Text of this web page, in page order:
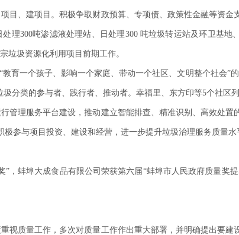
目、建项目。积极争取财政预算、专项债、政策性金融等资金
理300吨渗滤液处理站、日处理300 吨垃圾转运站及环卫基地
垃圾资源化利用项目前期工作。
育一个孩子、影响一个家庭、带动一个社区、文明整个社会”
分类的参与者、践行者、推动者。幸福里、东方印等5个社区
理服务平台建设，推动建立智能排查、精准识别、高效处置
参与项目投资、建设和经营，进一步提升垃圾治理服务质量水
，蚌埠大成食品有限公司荣获第六届“蚌埠市人民政府质量奖
视质量工作，多次对质量工作作出重大部署，并明确提出要建